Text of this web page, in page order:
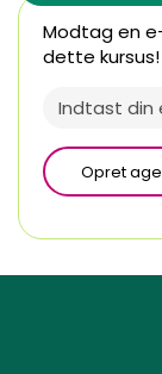
Modtag en
dette kursus!
Opret